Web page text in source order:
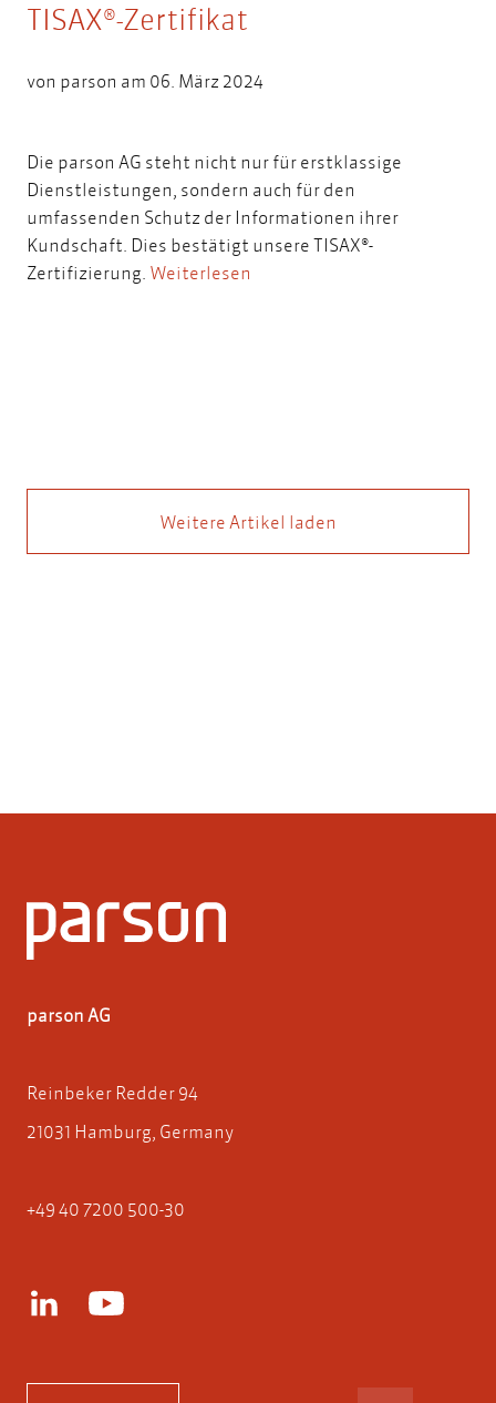
TISAX®-Zertifikat
von parson am 06. März 2024
Die parson AG steht nicht nur für erstklassige
Dienstleistungen, sondern auch für den
umfassenden Schutz der Informationen ihrer
Kundschaft. Dies bestätigt unsere TISAX®-
Zertifizierung. Weiterlesen
Weitere Artikel laden
parson AG
Reinbeker Redder 94
21031 Hamburg, Germany
+49 40 7200 500-30